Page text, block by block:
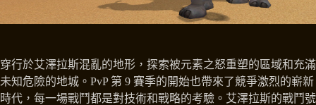
穿行於艾澤拉斯混亂的地形，探索被元素之怒重塑的區域和充滿
未知危險的地城。PvP 第 9 賽季的開始也帶來了競爭激烈的嶄新
時代，每一場戰鬥都是對技術和戰略的考驗。艾澤拉斯的戰鬥號